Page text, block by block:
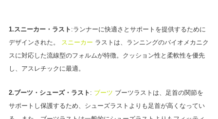
1.スニーカー・ラスト :ランナーに快適さとサポートを提供するために
デザインされた。
スニーカー ラストは、ランニングのバイオメカニク
スに対応した流線型のフォルムが特徴。クッション性と柔軟性を優先
し、アスレチックに最適。
2.ブーツ・シューズ・ラスト : ブーツ ブーツラストは、足首の関節を
サポートし保護するため、シューズラストよりも足首が高くなってい